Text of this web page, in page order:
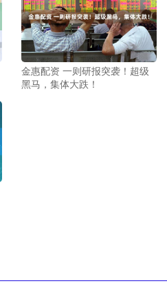
金惠配资 一则研报突袭！超级
黑马，集体大跌！